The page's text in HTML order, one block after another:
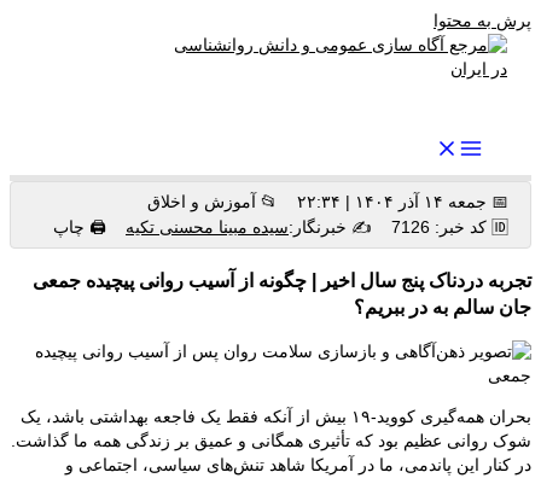
پرش به محتوا
📅 جمعه ۱۴ آذر ۱۴۰۴ | ۲۲:۳۴
📂 آموزش و اخلاق
🆔 کد خبر: 7126
✍️ خبرنگار:سیده مبینا محسنی تکیه 🖨 چاپ
تجربه دردناک پنج سال اخیر | چگونه از آسیب روانی پیچیده جمعی
جان سالم به در ببریم؟
بحران همه‌گیری کووید-۱۹ بیش از آنکه فقط یک فاجعه بهداشتی باشد، یک
شوک روانی عظیم بود که تأثیری همگانی و عمیق بر زندگی همه ما گذاشت.
در کنار این پاندمی، ما در آمریکا شاهد تنش‌های سیاسی، اجتماعی و